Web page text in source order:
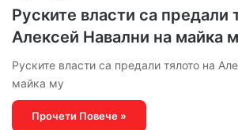
Руските власти са предали
Алексей Навални на майка
Руските власти са предали тялото на
майка му
Прочети Повече »